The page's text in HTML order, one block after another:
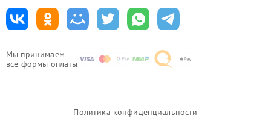
Мы принимаем
все формы оплаты
Политика конфиденциальности